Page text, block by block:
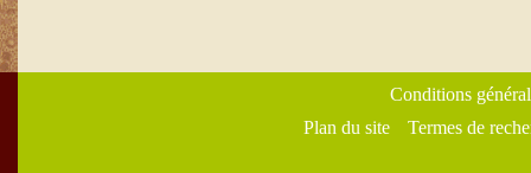
Conditions
Plan du site
Termes de